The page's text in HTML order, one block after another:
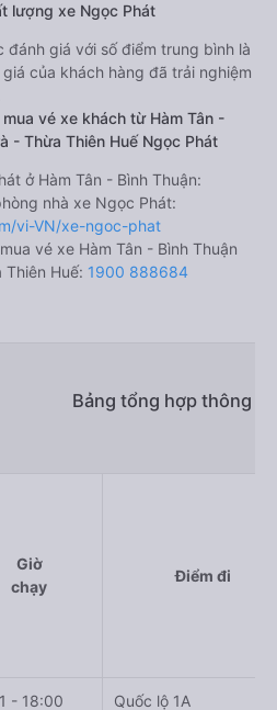
lượng xe Ngọc Phát
đánh giá với số điểm trung bình là
của khách hàng đã trải nghiệm
vé xe khách từ Hàm Tân -
- Thừa Thiên Huế Ngọc Phát
ở Hàm Tân - Bình Thuận:
nhà xe Ngọc Phát:
vi-VN/xe-ngoc-phat
vé xe Hàm Tân - Bình Thuận
Thiên Huế: 1900 888684
Bảng tổng hợp thông
Giờ
chạy
Điểm đi
- 18:00 Quốc lộ 1A